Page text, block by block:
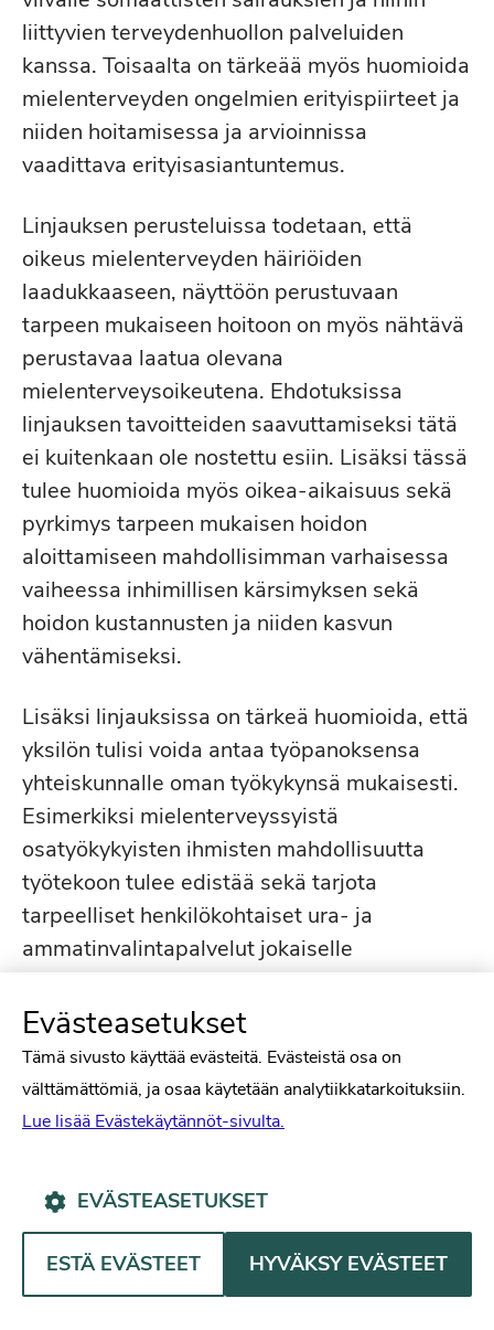
liittyvien terveydenhuollon palveluiden
kanssa. Toisaalta on tärkeää myös huomioida
mielenterveyden ongelmien erityispiirteet ja
niiden hoitamisessa ja arvioinnissa
vaadittava erityisasiantuntemus.
Linjauksen perusteluissa todetaan, että
oikeus mielenterveyden häiriöiden
laadukkaaseen, näyttöön perustuvaan
tarpeen mukaiseen hoitoon on myös nähtävä
perustavaa laatua olevana
mielenterveysoikeutena. Ehdotuksissa
linjauksen tavoitteiden saavuttamiseksi tätä
ei kuitenkaan ole nostettu esiin. Lisäksi tässä
tulee huomioida myös oikea-aikaisuus sekä
pyrkimys tarpeen mukaisen hoidon
aloittamiseen mahdollisimman varhaisessa
vaiheessa inhimillisen kärsimyksen sekä
hoidon kustannusten ja niiden kasvun
vähentämiseksi.
Lisäksi linjauksissa on tärkeä huomioida, että
yksilön tulisi voida antaa työpanoksensa
yhteiskunnalle oman työkykynsä mukaisesti.
Esimerkiksi mielenterveyssyistä
osatyökykyisten ihmisten mahdollisuutta
työtekoon tulee edistää sekä tarjota
tarpeelliset henkilökohtaiset ura- ja
ammatinvalintapalvelut jokaiselle
kansalaiselle.
Esitämme, että ehdotuksiin lisätään uusi
kohta:“9. TAATAAN JOKAISELLE OIKEUS
TARPEEN MUKAISEEN, OIKEA-AIKAISEEN
PERUSTERVEYDENHUOLLOSSA”.
Esitämme seuraavaa lisäystä ehdotukseen
6:”TYÖKYVYN VAHVISTAMISEKSI ON
Evästeasetukset
Tämä sivusto käyttää evästeitä. Evästeistä osa on
välttämättömiä, ja osaa käytetään analytiikkatarkoituksiin.
Lue lisää Evästekäytännöt-sivulta.
EVÄSTEASETUKSET
ESTÄ EVÄSTEET HYVÄKSY EVÄSTEET